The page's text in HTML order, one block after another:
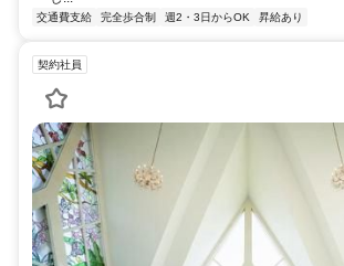
交通費支給 完全歩合制 週2・3日からOK 昇給あり
契約社員